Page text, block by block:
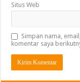
Situs Web
Simpan nama,
komentar saya